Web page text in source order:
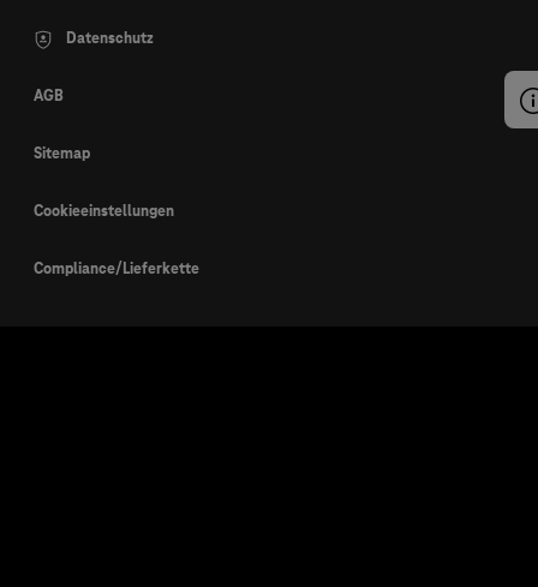
Datenschutz
AGB
Sitemap
Cookieeinstellungen
Compliance/Lieferkette